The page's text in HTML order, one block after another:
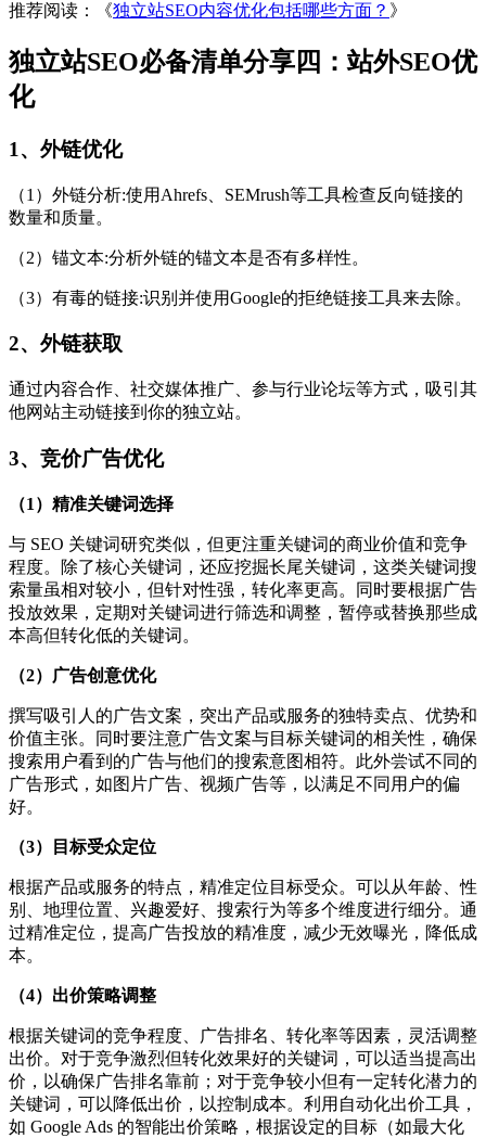
推荐阅读：《独立站SEO内容优化包括哪些方面？ 》
独立站SEO必备清单分享四：站外SEO优
化
1、外链优化
（1）外链分析:使用Ahrefs、SEMrush等工具检查反向链接的
数量和质量。
（2）锚文本:分析外链的锚文本是否有多样性。
（3）有毒的链接:识别并使用Google的拒绝链接工具来去除。
2、外链获取
通过内容合作、社交媒体推广、参与行业论坛等方式，吸引其
他网站主动链接到你的独立站。
3、竞价广告优化
（1）精准关键词选择
与 SEO 关键词研究类似，但更注重关键词的商业价值和竞争
程度。除了核心关键词，还应挖掘长尾关键词，这类关键词搜
索量虽相对较小，但针对性强，转化率更高。同时要根据广告
投放效果，定期对关键词进行筛选和调整，暂停或替换那些成
本高但转化低的关键词。
（2）广告创意优化
撰写吸引人的广告文案，突出产品或服务的独特卖点、优势和
价值主张。同时要注意广告文案与目标关键词的相关性，确保
搜索用户看到的广告与他们的搜索意图相符。此外尝试不同的
广告形式，如图片广告、视频广告等，以满足不同用户的偏
好。
（3）目标受众定位
根据产品或服务的特点，精准定位目标受众。可以从年龄、性
别、地理位置、兴趣爱好、搜索行为等多个维度进行细分。通
过精准定位，提高广告投放的精准度，减少无效曝光，降低成
本。
（4）出价策略调整
根据关键词的竞争程度、广告排名、转化率等因素，灵活调整
出价。对于竞争激烈但转化效果好的关键词，可以适当提高出
价，以确保广告排名靠前；对于竞争较小但有一定转化潜力的
关键词，可以降低出价，以控制成本。利用自动化出价工具，
如 Google Ads 的智能出价策略，根据设定的目标（如最大化